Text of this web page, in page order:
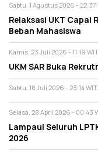
Sabtu, 1 Agustus 2026 - 22:37
Relaksasi UKT Capai
Beban Mahasiswa
Kamis, 23 Juli 2026 - 11:19
UKM SAR Buka
Sabtu, 18 Juli 2026 - 23:14
Selasa, 28 April 2026 - 00:43
Lampaui Seluruh
2026